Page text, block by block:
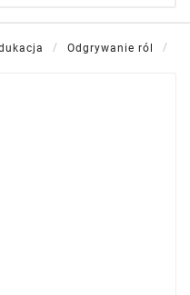
Odgrywanie ról